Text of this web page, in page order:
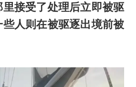
接受了处理后立即被驱
人则在被驱逐出境前被